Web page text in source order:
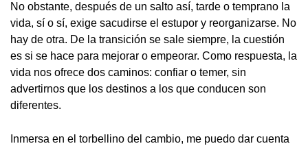
No obstante, después de un salto así, tarde o temprano la
vida, sí o sí, exige sacudirse el estupor y reorganizarse. No
hay de otra. De la transición se sale siempre, la cuestión
es si se hace para mejorar o empeorar. Como respuesta, la
vida nos ofrece dos caminos: confiar o temer, sin
advertirnos que los destinos a los que conducen son
diferentes.
Inmersa en el torbellino del cambio, me puedo dar cuenta